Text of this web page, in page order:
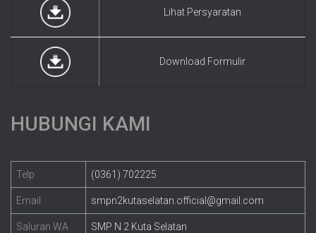
Lihat Persyaratan
Download Formulir
HUBUNGI KAMI
Telp (0361) 702225
Email smpn2kutaselatan.official@gmail.com
Saluran WA SMP N 2 Kuta Selatan